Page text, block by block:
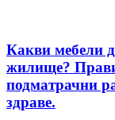
Какви мебели
жилище?
подматрачни
здраве.